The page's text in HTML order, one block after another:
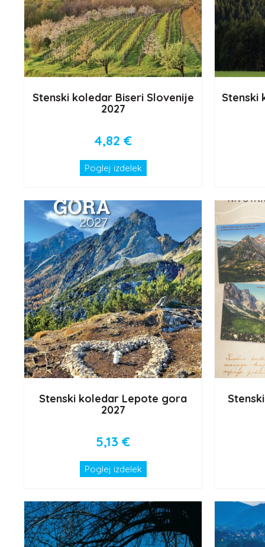
Stenski koledar Biseri Slovenije
2027
4,82 €
Poglej izdelek
Stenski
Stenski koledar Lepote gora
2027
5,13 €
Poglej izdelek